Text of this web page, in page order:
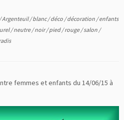
/Argenteuil/blanc/déco /décoration /enfants
/neutre/noir/pied/rouge/salon /
femmes et enfants du 14/06/15 à